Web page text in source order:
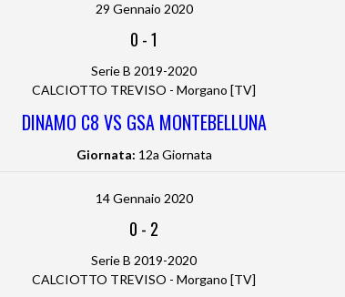
29 Gennaio 2020
0 -1
Serie B 2019-2020
CALCIOTTO TREVISO - Morgano [TV]
DINAMO C8 VS GSA MONTEBELLUNA
Giornata: 12a Giornata
14 Gennaio 2020
0 - 2
Serie B 2019-2020
CALCIOTTO TREVISO - Morgano [TV]